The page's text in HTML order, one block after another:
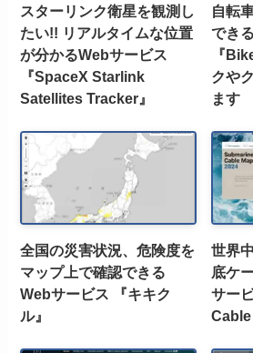
スターリンク衛星を観測し
たい!! リアルタイムな位置
が分かるWebサービス
『SpaceX Starlink
Satellites Tracker』
自転
でき
『
クや
ます
全国の災害状況、危険度を
マップ上で確認できる
Webサービス 『キキク
ル』
世界
底ケ
サー
Cable